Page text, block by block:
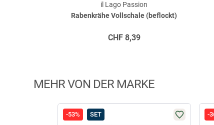
Rabenkrähe Vollschale (beflockt)
il Lago Passion
CHF8,39
MEHR VON DER MARKE
-53% SET -